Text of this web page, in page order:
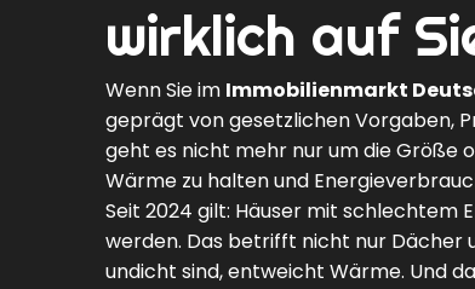
wirklich auf
Wenn Sie im Immobilienmarkt
geprägt von gesetzlichen Vorgaben,
geht es nicht mehr nur um die Größe
Wärme zu halten und
Seit 2024 gilt: Häuser mit schlechtem
werden. Das betrifft nicht nur Dächer
undicht sind, entweicht Wärme. Und